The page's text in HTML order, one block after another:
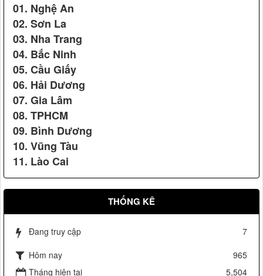
Vệ sỹ Võ Đường Ngọc Hòa bảo vệ Đ/c phó chủ tịch nước
Vệ sỹ Võ Đường Ngọc Hòa bảo vệ hội nghị Apec 14
xác lập kỷ lục là "Công ty dạy võ đầu tiên ở Việt Nam"
Nhãn hiệu Nổi tiếng Quốc gia
01. Nghệ An
02. Sơn La
03. Nha Trang
04. Bắc Ninh
05. Cầu Giấy
06. Hải Dương
07. Gia Lâm
08. TPHCM
09. Bình Dương
10. Vũng Tàu
11. Lào Cai
THỐNG KÊ
Đang truy cập
7
Hôm nay
965
Tháng hiện tại
5,504